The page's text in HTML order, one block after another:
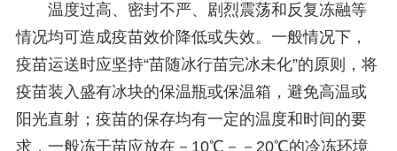
温度过高、密封不严、剧烈震荡和反复冻融等
情况均可造成疫苗效价降低或失效。一般情况下，
疫苗运送时应坚持“苗随冰行苗完冰未化”的原则，将
疫苗装入盛有冰块的保温瓶或保温箱，避免高温或
阳光直射；疫苗的保存均有一定的温度和时间的要
求，一般冻干苗应放在－10℃－－20℃的冷冻环境